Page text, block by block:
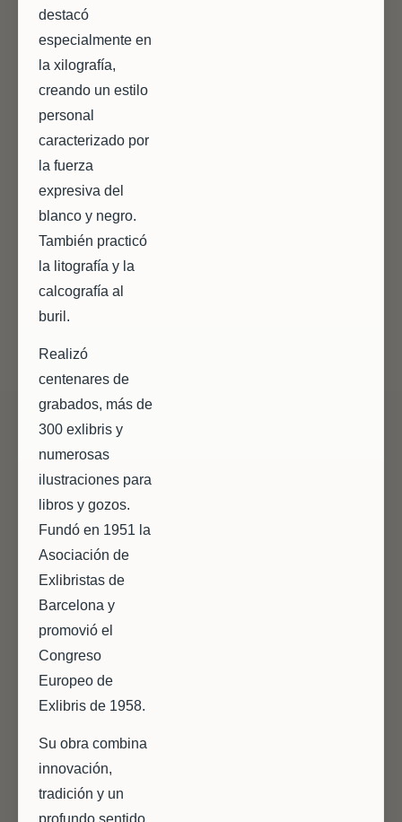
destacó
especialmente en
la xilografía,
creando un estilo
personal
caracterizado por
la fuerza
expresiva del
blanco y negro.
También practicó
la litografía y la
calcografía al
buril.
Realizó
centenares de
grabados, más de
300 exlibris y
numerosas
ilustraciones para
libros y gozos.
Fundó en 1951 la
Asociación de
Exlibristas de
Barcelona y
promovió el
Congreso
Europeo de
Exlibris de 1958.
Su obra combina
innovación,
tradición y un
profundo sentido